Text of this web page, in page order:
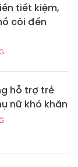
tiết kiệm,
côi đến
hỗ trợ trẻ
nữ khó khăn